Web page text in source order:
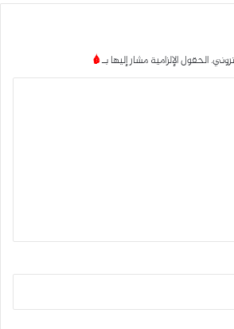
الحقول الإلزامية مشار إليها بـ*